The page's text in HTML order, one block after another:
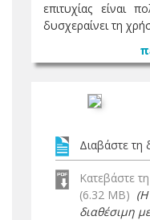
επιτυχίας είναι
δυσχεραίνει τη
Διαβάστε τη
Κατεβάστε
(6.32 MB) (Η
διαθέσιμη